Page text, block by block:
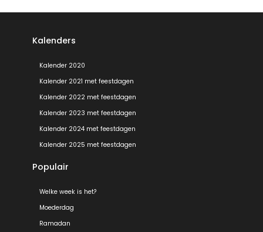
Kalenders
Kalender 2020
Kalender 2021 met feestdagen
Kalender 2022 met feestdagen
Kalender 2023 met feestdagen
Kalender 2024 met feestdagen
Kalender 2025 met feestdagen
Populair
Welke week is het?
Moederdag
Ramadan